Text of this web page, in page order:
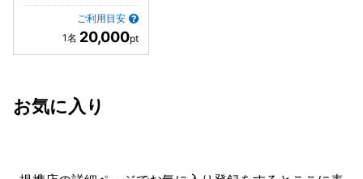
ご利用目安
20,000
お気に入り